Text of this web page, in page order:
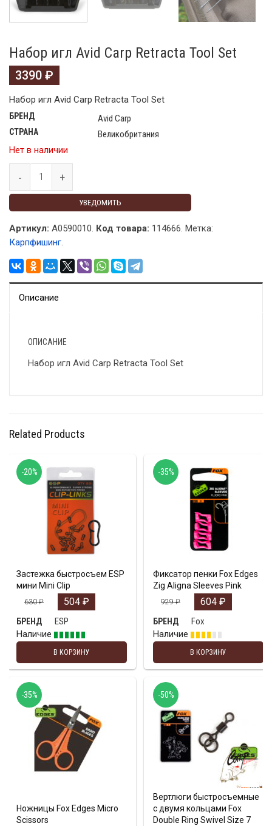
Набор игл Avid Carp Retracta Tool Set
3390 ₽
Набор игл Avid Carp Retracta Tool Set
БРЕНД Avid Carp
СТРАНА
Великобритания
Нет в наличии
УВЕДОМИТЬ
Артикул: A0590010. Код товара: 114666. Метка:
Карпфишинг.
Описание
ОПИСАНИЕ
Набор игл Avid Carp Retracta Tool Set
Related Products
Застежка быстросъем ESP
мини Mini Clip
630₽ 504 ₽
БРЕНД
ESP
Наличие
В КОРЗИНУ
-20%
Фиксатор пенки Fox Edges
Zig Aligna Sleeves Pink
929₽ 604 ₽
БРЕНД
Fox
Наличие
В КОРЗИНУ
-35%
Ножницы Fox Edges Micro
Scissors
-35%
Вертлюги быстросъемные
с двумя кольцами Fox
Double Ring Swivel Size 7
-50%